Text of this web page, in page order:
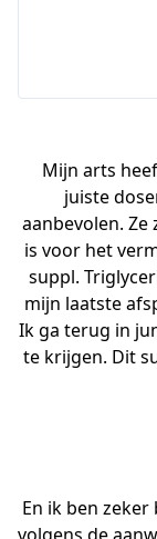
Mijn arts
juiste
aanbevolen.
is voor het
suppl.
mijn laatste
Ik ga terug in
te krijgen. Dit
En ik ben zeker